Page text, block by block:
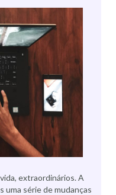
extraordinários. A
uma série de mudanças